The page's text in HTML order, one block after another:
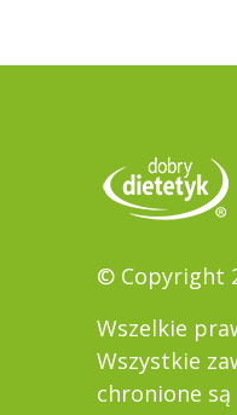
© Copyright
Wszelkie
Wszystkie
chronione